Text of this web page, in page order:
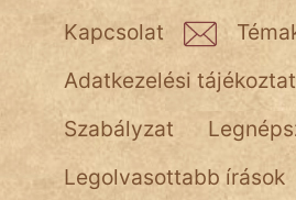
vörös ördög
nagyöreg
NapHold
Név nélkül
Kapcsolat
Adatkezelési
Szabályzat
Legolvasottabb írások